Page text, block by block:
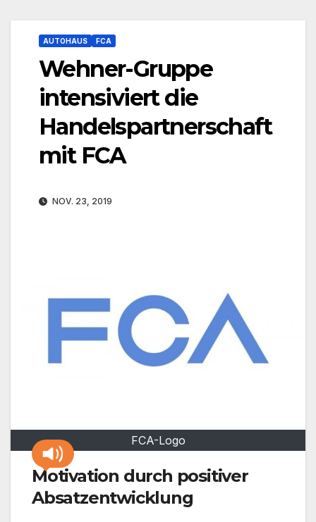
AUTOHAUS FCA
Wehner-Gruppe
intensiviert die
Handelspartnerschaft
mit FCA
NOV. 23, 2019
FCA-Logo
Motivation durch positiver
Absatzentwicklung